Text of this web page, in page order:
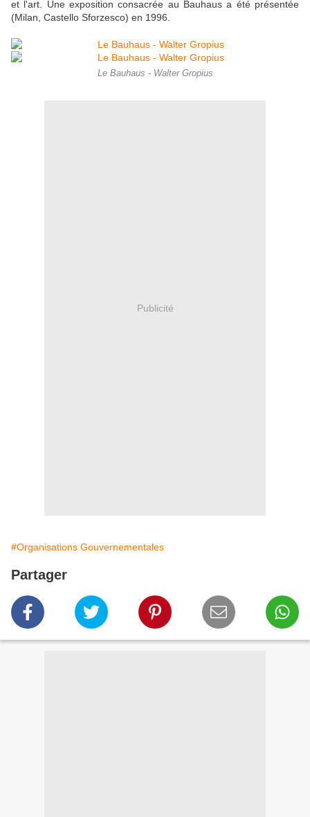
et l'art. Une exposition consacrée au Bauhaus a été présentée
(Milan, Castello Sforzesco) en 1996.
Le Bauhaus - Walter Gropius
Publicité
#Organisations Gouvernementales
Partager